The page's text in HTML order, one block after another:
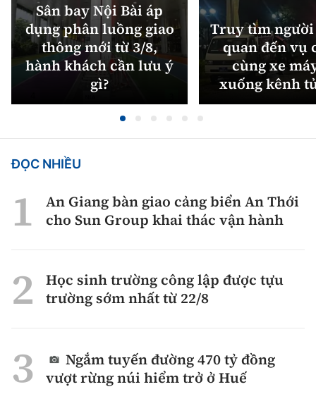
Sân bay Nội Bài áp
dụng phân luồng giao
thông mới từ 3/8,
hành khách cần lưu ý
gì?
Truy tìm
quan đến vụ
cùng xe
xuống kênh
ĐỌC NHIỀU
An Giang bàn giao cảng biển An Thới
cho Sun Group khai thác vận hành
Học sinh trường công lập được tựu
trường sớm nhất từ 22/8
Ngắm tuyến đường 470 tỷ đồng
vượt rừng núi hiểm trở ở Huế